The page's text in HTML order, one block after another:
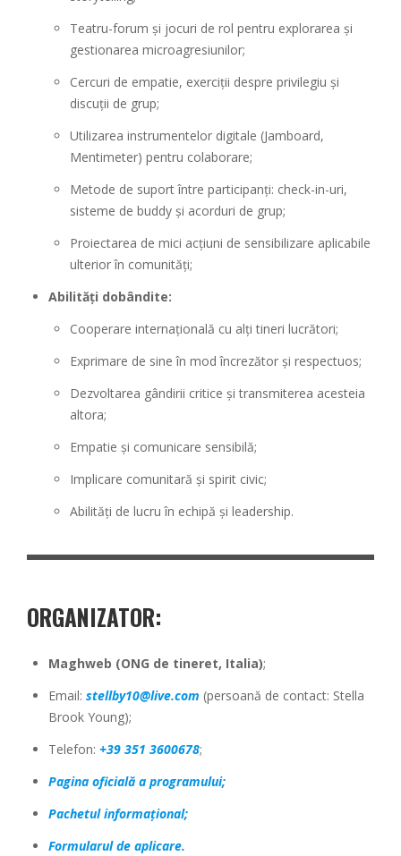
Teatru-forum și jocuri de rol pentru explorarea și
gestionarea microagresiunilor;
Cercuri de empatie, exerciții despre privilegiu și
discuții de grup;
Utilizarea instrumentelor digitale (Jamboard,
Mentimeter) pentru colaborare;
Metode de suport între participanți: check-in-uri,
sisteme de buddy și acorduri de grup;
Proiectarea de mici acțiuni de sensibilizare aplicabile
ulterior în comunități;
Abilități dobândite:
Cooperare internațională cu alți tineri lucrători;
Exprimare de sine în mod încrezător și respectuos;
Dezvoltarea gândirii critice și transmiterea acesteia
altora;
Empatie și comunicare sensibilă;
Implicare comunitară și spirit civic;
Abilități de lucru în echipă și leadership.
ORGANIZATOR:
Maghweb (ONG de tineret, Italia);
Email: stellby10@live.com (persoană de contact: Stella
Brook Young);
Telefon: +39 351 3600678;
Pagina oficială a programului;
Pachetul informațional;
Formularul de aplicare.